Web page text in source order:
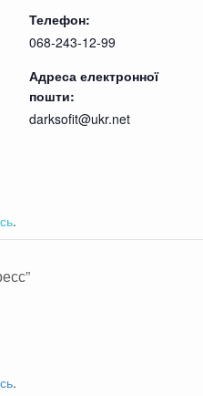
Телефон:
068-243-12-99
Адреса електронної
пошти:
darksofit@ukr.net
.
.